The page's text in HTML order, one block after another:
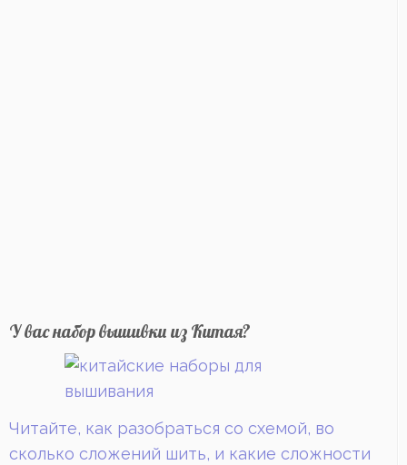
У вас набор вышивки из Китая?
Читайте, как разобраться со схемой, во
сколько сложений шить, и какие сложности